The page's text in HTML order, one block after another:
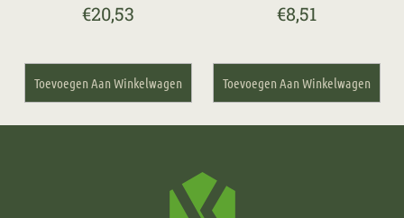
€20,53
Toevoegen Aan Winkelwagen
€8,51
Toevoegen Aan Winkelwagen